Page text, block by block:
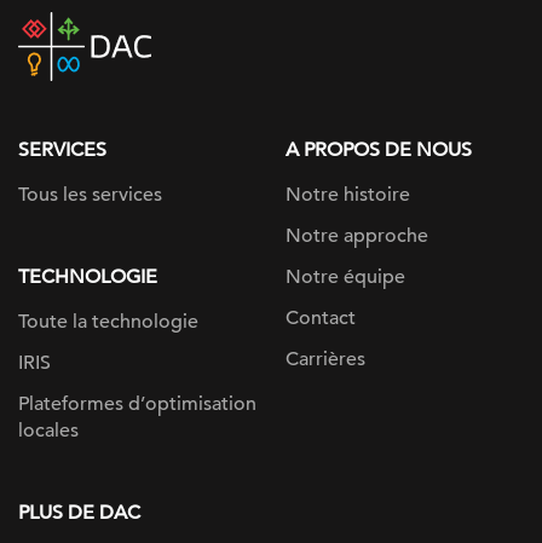
DAC
home
SERVICES
Tous les services
TECHNOLOGIE
Toute la technologie
IRIS
Plateformes d’optimisation
locales
A PROPOS DE NOUS
Notre histoire
Notre approche
Notre équipe
Contact
Carrières
PLUS DE DAC